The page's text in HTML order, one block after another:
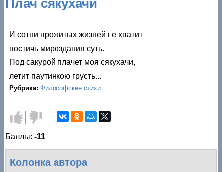
Плач сякухачи
И сотни прожитых жизней не хватит
постичь мироздания суть.
Под сакурой плачет моя сякухачи,
летит паутинкою грусть...
Рубрика:Философские стихи
Голос за!
Голос
против!
Баллы:-11
Колонка автора